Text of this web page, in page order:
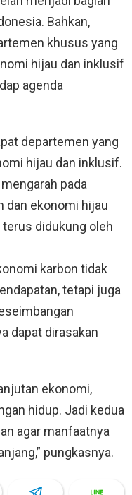
Bahkan,
khusus yang
hijau dan inklusif
agenda
departemen yang
hijau dan inklusif.
pada
dan ekonomi hijau
didukung oleh
karbon tidak
tetapi juga
dapat dirasakan
ekonomi,
hidup. Jadi kedua
agar manfaatnya
pungkasnya.